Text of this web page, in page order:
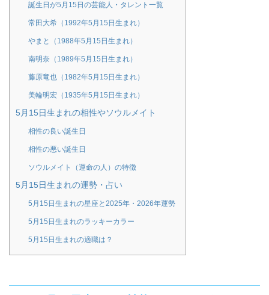
誕生日が5月15日の芸能人・タレント一覧
常田大希（1992年5月15日生まれ）
やまと（1988年5月15日生まれ）
南明奈（1989年5月15日生まれ）
藤原竜也（1982年5月15日生まれ）
美輪明宏（1935年5月15日生まれ）
5月15日生まれの相性やソウルメイト
相性の良い誕生日
相性の悪い誕生日
ソウルメイト（運命の人）の特徴
5月15日生まれの運勢・占い
5月15日生まれの星座と2025年・2026年運勢
5月15日生まれのラッキーカラー
5月15日生まれの適職は？